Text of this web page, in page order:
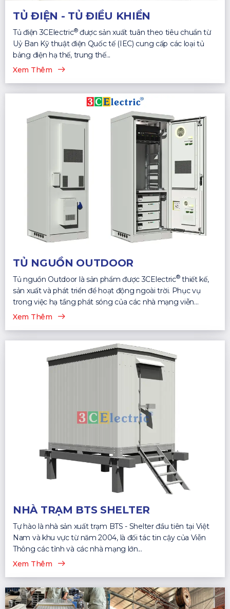
TỦ ĐIỆN - TỦ ĐIỀU KHIỂN
Tủ điện 3CElectric®được sản xuất tuân theo tiêu chuẩn từ
Uỷ Ban Kỹ thuật điện Quốc tế (IEC) cung cấp các loại tủ
bảng điện hạ thế, trung thế...
Xem Thêm
TỦ NGUỒN OUTDOOR
Tủ nguồn Outdoor là sản phẩm được 3CElectric®thiết kế,
sản xuất và phát triển để hoạt động ngoài trời. Phục vụ
trong việc hạ tầng phát sóng của các nhà mạng viễn
thông...
Xem Thêm
NHÀ TRẠM BTS SHELTER
Tự hào là nhà sản xuất trạm BTS - Shelter đầu tiên tại Việt
Nam và khu vực từ năm 2004, là đối tác tin cậy của Viễn
Thông các tỉnh và các nhà mạng lớn...
Xem Thêm